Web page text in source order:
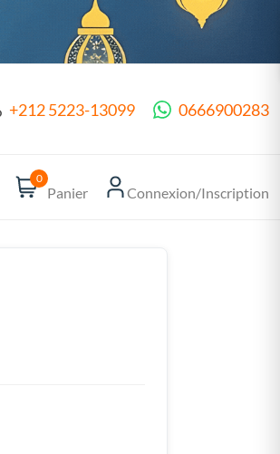
+212 5223-13099 0666900283
0
Panier Connexion/Inscription